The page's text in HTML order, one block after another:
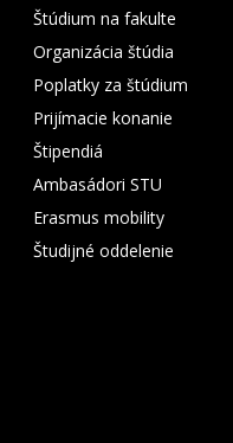
Štúdium na fakulte
Organizácia štúdia
Poplatky za štúdium
Prijímacie konanie
Štipendiá
Ambasádori STU
Erasmus mobility
Študijné oddelenie